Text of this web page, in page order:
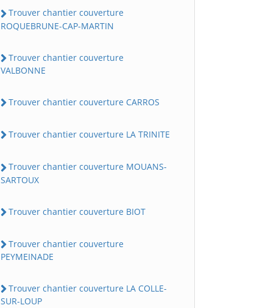
Trouver chantier couverture
ROQUEBRUNE-CAP-MARTIN
Trouver chantier couverture
VALBONNE
Trouver chantier couverture CARROS
Trouver chantier couverture LA TRINITE
Trouver chantier couverture MOUANS-
SARTOUX
Trouver chantier couverture BIOT
Trouver chantier couverture
PEYMEINADE
Trouver chantier couverture LA COLLE-
SUR-LOUP